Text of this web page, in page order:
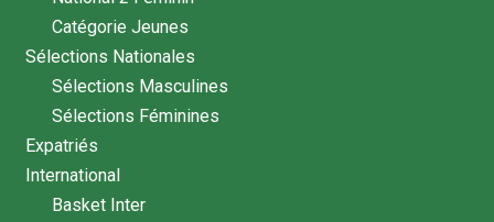
Catégorie Jeunes
Sélections Nationales
Sélections Masculines
Sélections Féminines
Expatriés
International
Basket Inter